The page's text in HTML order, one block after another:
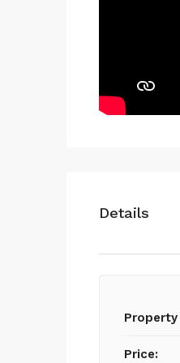
Details
Property
Price: